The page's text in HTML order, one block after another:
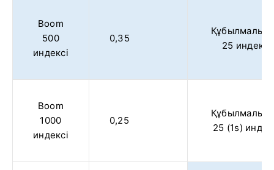
Boom
500
индексі
0,35
25 индексі
Boom
1000
индексі
0,25
25 (1s)